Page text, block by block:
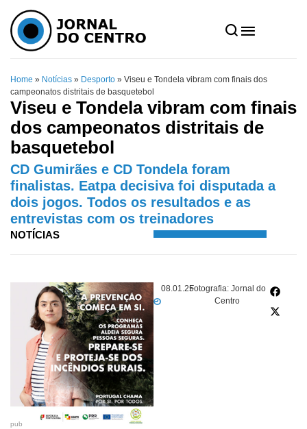
Home » Notícias » Desporto » Viseu e Tondela vibram com finais dos
campeonatos distritais de basquetebol
Viseu e Tondela vibram com finais
dos campeonatos distritais de
basquetebol
CD Gumirães e CD Tondela foram
finalistas. Eatpa decisiva foi disputada a
dois jogos. Todos os resultados e as
entrevistas com os treinadores
NOTÍCIAS
08.01.25Fotografia: Jornal do
Centro
pub